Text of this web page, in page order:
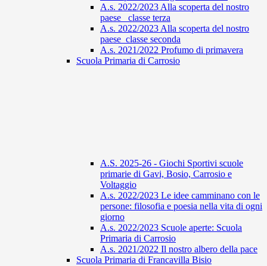
A.s. 2022/2023 Alla scoperta del nostro
paese_ classe terza
A.s. 2022/2023 Alla scoperta del nostro
paese_classe seconda
A.s. 2021/2022 Profumo di primavera
Scuola Primaria di Carrosio
A.S. 2025-26 - Giochi Sportivi scuole
primarie di Gavi, Bosio, Carrosio e
Voltaggio
A.s. 2022/2023 Le idee camminano con le
persone: filosofia e poesia nella vita di ogni
giorno
A.s. 2022/2023 Scuole aperte: Scuola
Primaria di Carrosio
A.s. 2021/2022 Il nostro albero della pace
Scuola Primaria di Francavilla Bisio